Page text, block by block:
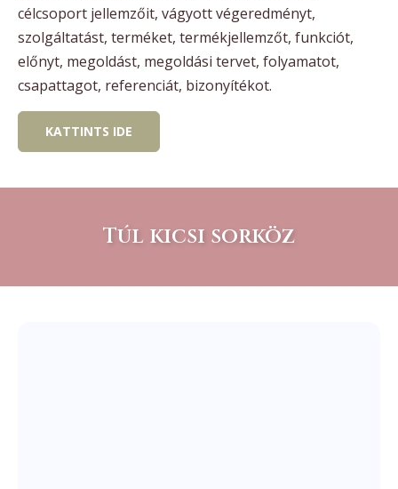
célcsoport jellemzőit, vágyott végeredményt,
szolgáltatást, terméket, termékjellemzőt, funkciót,
előnyt, megoldást, megoldási tervet, folyamatot,
csapattagot, referenciát, bizonyítékot.
KATTINTS IDE
Túl kicsi sorköz